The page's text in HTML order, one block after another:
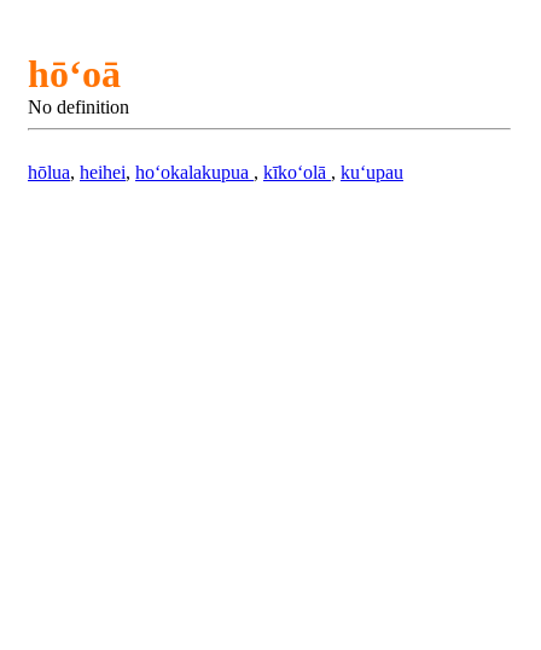
hōʻoā
No definition
hōlua, heihei, hoʻokalakupua , kīkoʻolā , kuʻupau